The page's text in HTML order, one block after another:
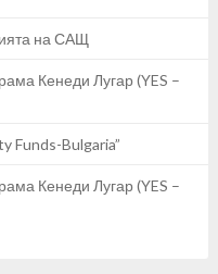
на САЩ
Кенеди Лугар (YES –
Funds-Bulgaria”
Кенеди Лугар (YES –